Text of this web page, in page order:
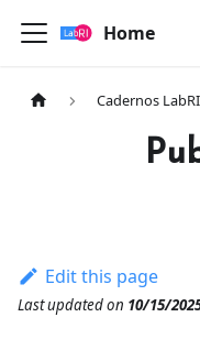
Home
Cadernos
Edit this page
Last updatedon 10/15/